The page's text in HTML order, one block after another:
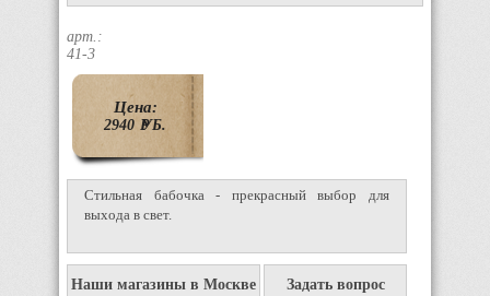
арт.:
41-3
Цена:
2940 P
УБ.
Стильная бабочка - прекрасный выбор для
выхода в свет.
Наши магазины в Москве Задать вопрос